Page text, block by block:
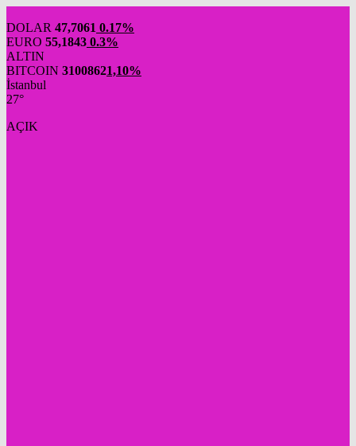
DOLAR 47,7061 0.17%
EURO 55,1843 0.3%
ALTIN
BITCOIN 31008621,10%
İstanbul
27°
AÇIK